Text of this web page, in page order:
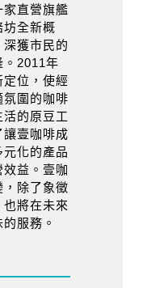
家直營旗艦
坊全新概
獲市民的
。2011年
定位，使經
圍的咖啡
的原豆工
壹咖啡成
化的產品
益。壹咖
，除了象徵
將在未來
服務。